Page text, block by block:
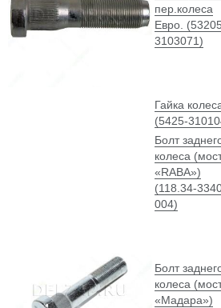
пер.колеса
Евро.
3103071)
Гайка
(5425-
Болт
колеса
«RABA»)
(118.34-
004)
Болт
колеса
«Мадара»)